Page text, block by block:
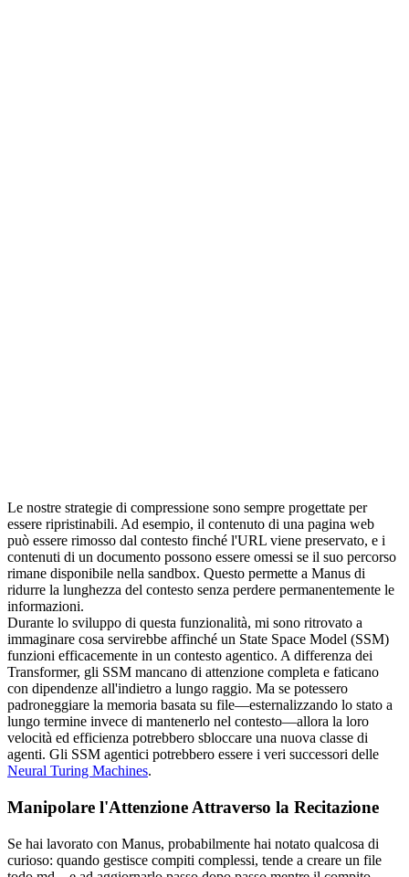
Le nostre strategie di compressione sono sempre progettate per
essere ripristinabili. Ad esempio, il contenuto di una pagina web
può essere rimosso dal contesto finché l'URL viene preservato, e i
contenuti di un documento possono essere omessi se il suo percorso
rimane disponibile nella sandbox. Questo permette a Manus di
ridurre la lunghezza del contesto senza perdere permanentemente le
informazioni.
Durante lo sviluppo di questa funzionalità, mi sono ritrovato a
immaginare cosa servirebbe affinché un State Space Model (SSM)
funzioni efficacemente in un contesto agentico. A differenza dei
Transformer, gli SSM mancano di attenzione completa e faticano
con dipendenze all'indietro a lungo raggio. Ma se potessero
padroneggiare la memoria basata su file—esternalizzando lo stato a
lungo termine invece di mantenerlo nel contesto—allora la loro
velocità ed efficienza potrebbero sbloccare una nuova classe di
agenti. Gli SSM agentici potrebbero essere i veri successori delle
Neural Turing Machines.
Manipolare l'Attenzione Attraverso la Recitazione
Se hai lavorato con Manus, probabilmente hai notato qualcosa di
curioso: quando gestisce compiti complessi, tende a creare un file